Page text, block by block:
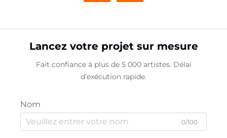
Lancez votre projet sur mesure
Fait confiance à plus de 5 000 artistes. Délai
d’exécution rapide.
Nom
0/100